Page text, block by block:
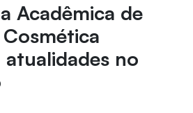
Acadêmica de
atualidades no